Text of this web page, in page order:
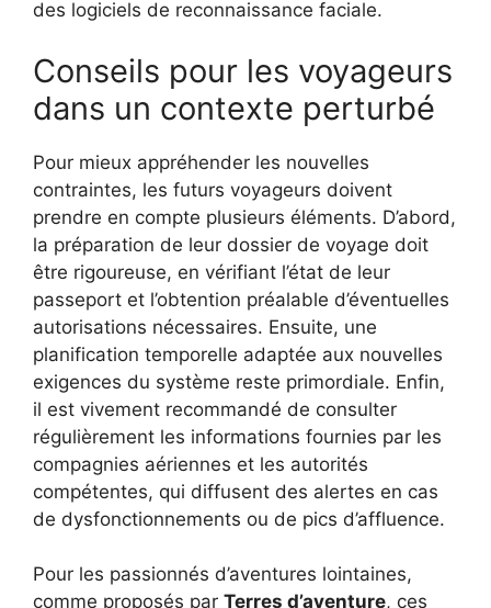
des logiciels de reconnaissance faciale.
Conseils pour les voyageurs
dans un contexte perturbé
Pour mieux appréhender les nouvelles
contraintes, les futurs voyageurs doivent
prendre en compte plusieurs éléments. D’abord,
la préparation de leur dossier de voyage doit
être rigoureuse, en vérifiant l’état de leur
passeport et l’obtention préalable d’éventuelles
autorisations nécessaires. Ensuite, une
planification temporelle adaptée aux nouvelles
exigences du système reste primordiale. Enfin,
il est vivement recommandé de consulter
régulièrement les informations fournies par les
compagnies aériennes et les autorités
compétentes, qui diffusent des alertes en cas
de dysfonctionnements ou de pics d’affluence.
Pour les passionnés d’aventures lointaines,
comme proposés par Terres d’aventure, ces